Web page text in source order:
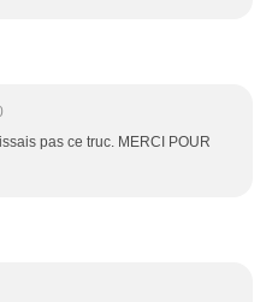
pas ce truc. MERCI POUR